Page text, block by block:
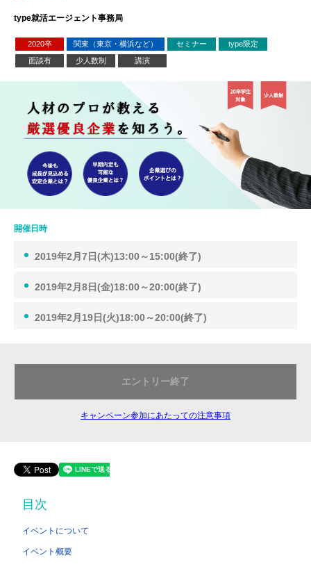
type就活エージェント事務局
2020卒 関東（東京・横浜など） セミナー
type限定
面談有
少人数制 講演
開催日時
2019年2月7日(木)13:00～15:00(終了)
2019年2月8日(金)18:00～20:00(終了)
2019年2月19日(火)18:00～20:00(終了)
エントリー終了
キャンペーン参加にあたっての注意事項
目次
イベントについて
イベント概要